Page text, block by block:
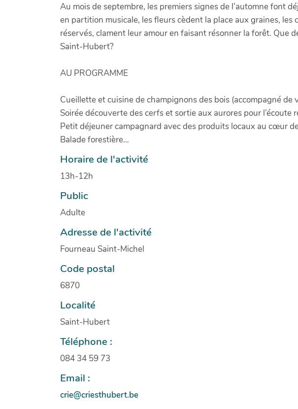
Au mois de septembre, les premiers signes de l’automne font
en partition musicale, les fleurs cèdent la place aux graines,
réservés, clament leur amour en faisant résonner la forêt.
Saint-Hubert?
AU PROGRAMME
Cueillette et cuisine de champignons des bois (accompagné de
Soirée découverte des cerfs et sortie aux aurores pour l’écoute
Petit déjeuner campagnard avec des produits locaux au cœur
Balade forestière…
Horaire de l'activité
13h-12h
Public
Adulte
Adresse de l'activité
Fourneau Saint-Michel
Code postal
6870
Localité
Saint-Hubert
Téléphone :
084 34 59 73
Email :
crie@criesthubert.be